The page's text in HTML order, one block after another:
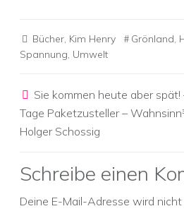
Bücher, Kim Henry Grönland,
Spannung, Umwelt
Post
Sie kommen heute aber
Tage Paketzusteller –
Holger Schossig
Schreibe einen
Deine E-Mail-Adresse wird